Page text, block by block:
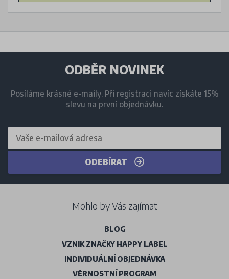
ODBĚR NOVINEK
Posíláme krásné e-maily. Při registraci navíc získáte 15%
slevu na první objednávku.
ODEBÍRAT
Mohlo by Vás zajímat
BLOG
VZNIK ZNAČKY HAPPY LABEL
INDIVIDUÁLNÍ OBJEDNÁVKA
VĚRNOSTNÍ PROGRAM